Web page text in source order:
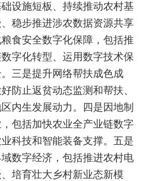
设施短板、持续推动农村基
稳步推进涉农数据资源共享
食安全数字化保障，包括推
字化转型、运用数字技术保
三是提升网络帮扶成色成
防止返贫动态监测和帮扶、
内生发展动力。四是因地制
包括加快农业全产业链数字
科技和智能装备支撑。五是
数字经济，包括推进农村电
培育壮大乡村新业态新模